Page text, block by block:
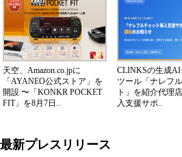
天空、Amazon.co.jpに
「AYANEO公式ストア」を
開設 〜「KONKR POCKET
FIT」を8月7日..
CLINKSの生成
ツール「ナレフ
ト」を紹介代理
入支援サポ..
新プレスリリース